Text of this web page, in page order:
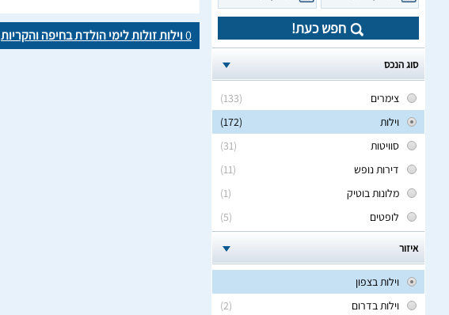
חפש כעת!
סוג הנכס
(133)
צימרים
(172)
וילות
(31)
סוויטות
(11)
דירות נופש
(1)
מלונות בוטיק
(5)
לופטים
איזור
וילות בצפון
(2)
וילות בדרום
0וילות זולות לימי הולדת בחיפה והקריות